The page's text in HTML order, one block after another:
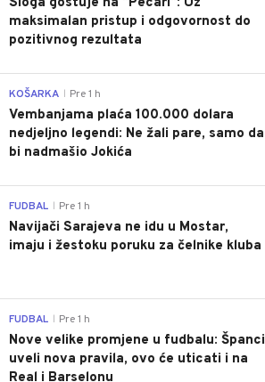
maksimalan pristup i odgovornost do
pozitivnog rezultata
KOŠARKA Pre 1 h
Vembanjama plaća 100.000 dolara
nedjeljno legendi: Ne žali pare, samo da
bi nadmašio Jokića
FUDBAL Pre 1 h
Navijači Sarajeva ne idu u Mostar,
imaju i žestoku poruku za čelnike kluba
FUDBAL Pre 1 h
Nove velike promjene u fudbalu: Španci
uveli nova pravila, ovo će uticati i na
Real i Barselonu